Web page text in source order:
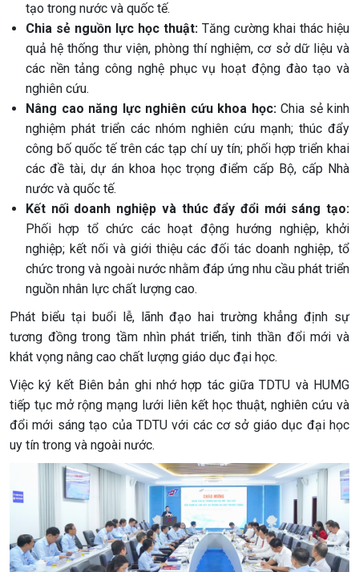
tạo trong nước và quốc tế.
Chia sẻ nguồn lực học thuật: Tăng cường khai thác hiệu
quả hệ thống thư viện, phòng thí nghiệm, cơ sở dữ liệu và
các nền tảng công nghệ phục vụ hoạt động đào tạo và
nghiên cứu.
Nâng cao năng lực nghiên cứu khoa học: Chia sẻ kinh
nghiệm phát triển các nhóm nghiên cứu mạnh; thúc đẩy
công bố quốc tế trên các tạp chí uy tín; phối hợp triển khai
các đề tài, dự án khoa học trọng điểm cấp Bộ, cấp Nhà
nước và quốc tế.
Kết nối doanh nghiệp và thúc đẩy đổi mới sáng tạo:
Phối hợp tổ chức các hoạt động hướng nghiệp, khởi
nghiệp; kết nối và giới thiệu các đối tác doanh nghiệp, tổ
chức trong và ngoài nước nhằm đáp ứng nhu cầu phát triển
nguồn nhân lực chất lượng cao.
Phát biểu tại buổi lễ, lãnh đạo hai trường khẳng định sự
tương đồng trong tầm nhìn phát triển, tinh thần đổi mới và
khát vọng nâng cao chất lượng giáo dục đại học.
Việc ký kết Biên bản ghi nhớ hợp tác giữa TDTU và HUMG
tiếp tục mở rộng mạng lưới liên kết học thuật, nghiên cứu và
đổi mới sáng tạo của TDTU với các cơ sở giáo dục đại học
uy tín trong và ngoài nước.